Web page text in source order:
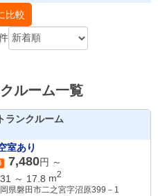
比較
ルーム一覧
ランクルーム
室あり
7,480円 ～
～ 17.8 m2
県磐田市二之宮字沼原399－1